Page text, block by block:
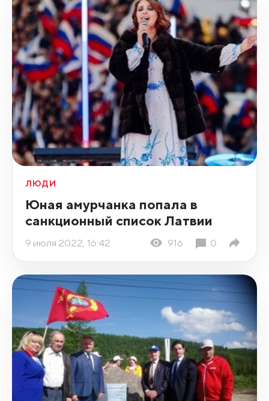
ЛЮДИ
Юная амурчанка попала в
санкционный список Латвии
9 июля 2022, 16:42 916 0